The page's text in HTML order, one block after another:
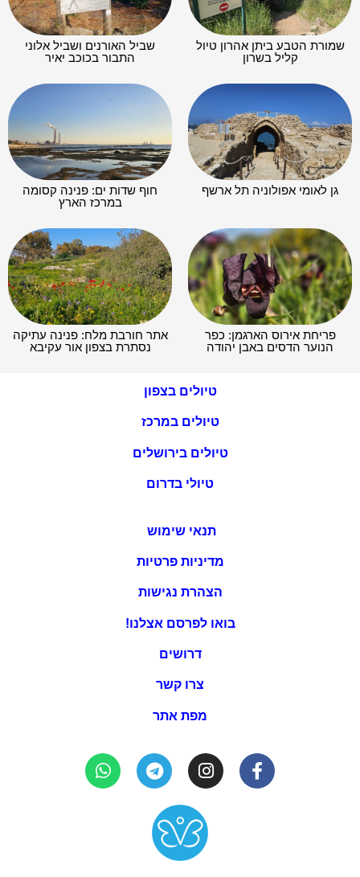
שמורת הטבע ביתן אהרון טיול
קליל בשרון
שביל האורנים ושביל אלוני
התבור בכוכב יאיר
גן לאומי אפולוניה תל ארשף
חוף שדות ים: פנינה קסומה
במרכז הארץ
פריחת אירוס הארגמן: כפר
הנוער הדסים באבן יהודה
אתר חורבת מלח: פנינה עתיקה
נסתרת בצפון אור עקיבא
טיולים בצפון
טיולים במרכז
טיולים בירושלים
טיולי בדרום
תנאי שימוש
מדיניות פרטיות
הצהרת נגישות
בואו לפרסם אצלנו!
דרושים
צרו קשר
מפת אתר